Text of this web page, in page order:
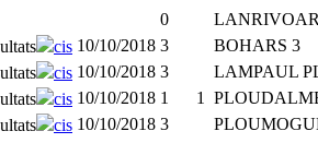
0
cis 10/10/2018 3 BOHARS 3
cis 10/10/2018 3 LAMPAUL
cis 10/10/2018 1 1
cis 10/10/2018 3